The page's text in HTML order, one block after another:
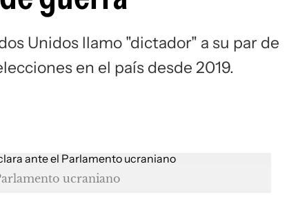
Unidos llamo "dictador" a su par de
en el país desde 2019.
ucraniano